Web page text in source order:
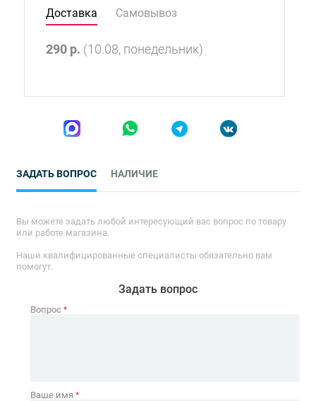
Доставка Самовывоз
290 р. (10.08, понедельник)
ЗАДАТЬ ВОПРОС НАЛИЧИЕ
Вы можете задать любой интересующий вас вопрос по товару
или работе магазина.
Наши квалифицированные специалисты обязательно вам
помогут.
Задать вопрос
Вопрос *
Ваше имя *